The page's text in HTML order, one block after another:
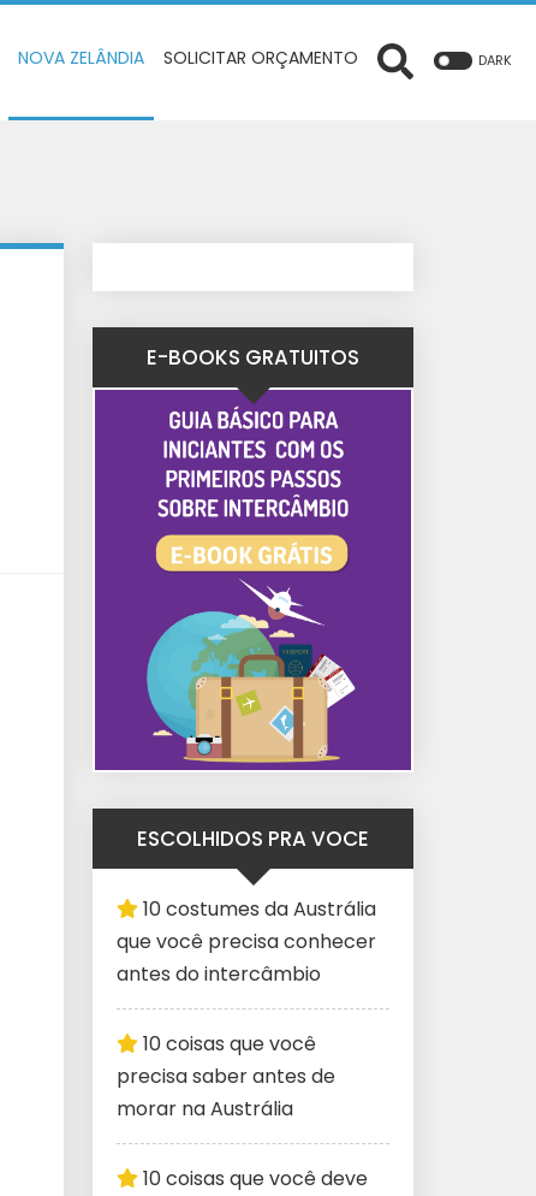
NOVA ZELÂNDIA SOLICITAR ORÇAMENTO DARK
E-BOOKS GRATUITOS
ESCOLHIDOS PRA VOCE
10 costumes da Austrália
que você precisa conhecer
antes do intercâmbio
10 coisas que você
precisa saber antes de
morar na Austrália
10 coisas que você deve